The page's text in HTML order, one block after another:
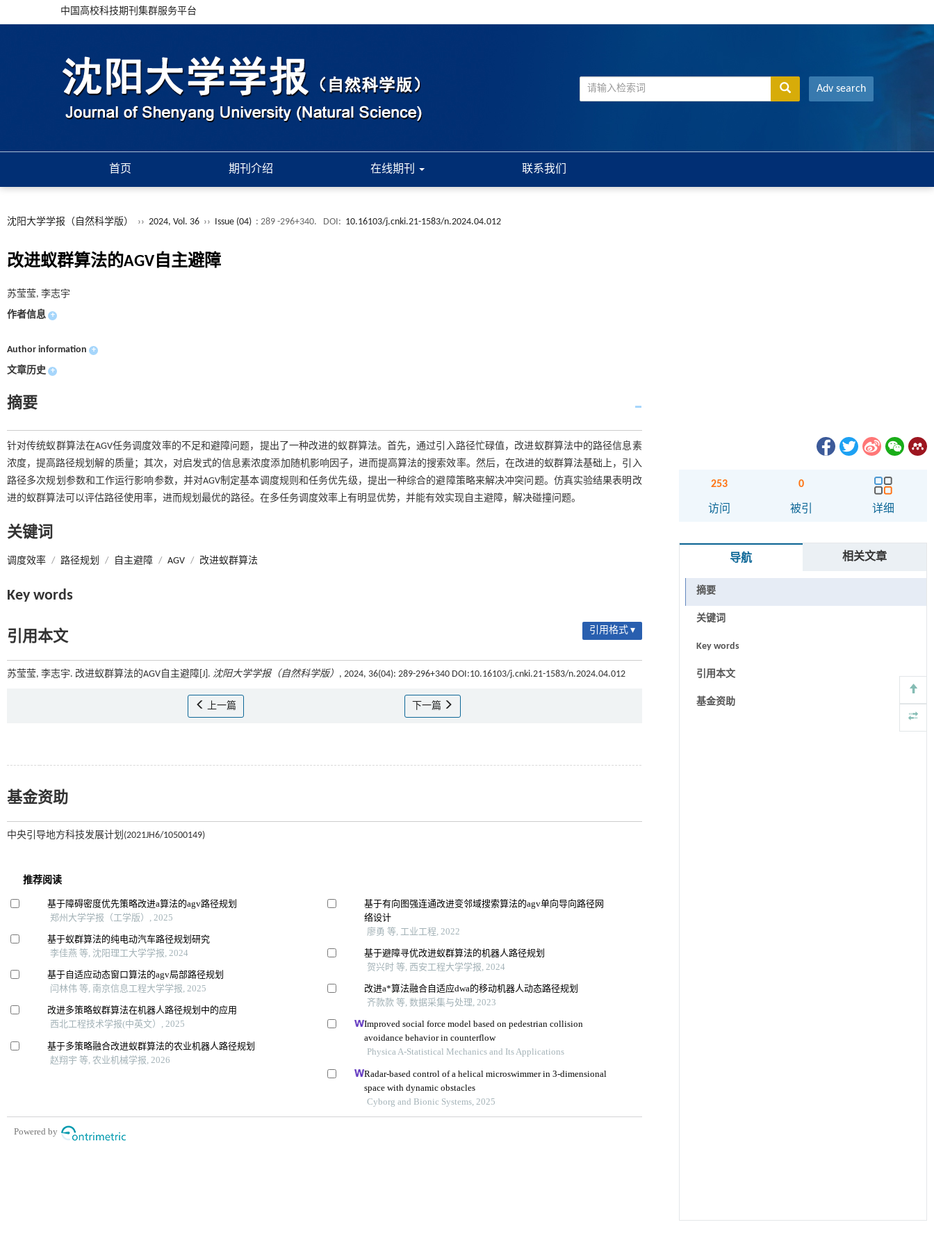
中国高校科技期刊集群服务平台
Adv search
首页 期刊介绍 在线期刊 联系我们
沈阳大学学报（自然科学版） ›› 2024, Vol. 36 ›› Issue (04) : 289 -296+340. DOI: 10.16103/j.cnki.21-1583/n.2024.04.012
改进蚁群算法的AGV自主避障
苏莹莹, 李志宇
作者信息 +
Author information +
文章历史 +
摘要
针对传统蚁群算法在AGV任务调度效率的不足和避障问题，提出了一种改进的蚁群算法。首先，通过引入路径忙碌值，改进蚁群算法中的路径信息素
浓度，提高路径规划解的质量；其次，对启发式的信息素浓度添加随机影响因子，进而提高算法的搜索效率。然后，在改进的蚁群算法基础上，引入
路径多次规划参数和工作运行影响参数，并对AGV制定基本调度规则和任务优先级，提出一种综合的避障策略来解决冲突问题。仿真实验结果表明改
进的蚁群算法可以评估路径使用率，进而规划最优的路径。在多任务调度效率上有明显优势，并能有效实现自主避障，解决碰撞问题。
关键词
调度效率 / 路径规划 / 自主避障 / AGV / 改进蚁群算法
Key words
引用本文 引用格式 ▾
苏莹莹, 李志宇. 改进蚁群算法的AGV自主避障[J]. 沈阳大学学报（自然科学版） , 2024, 36(04): 289-296+340 DOI:10.16103/j.cnki.21-1583/n.2024.04.012
上一篇 下一篇
基金资助
中央引导地方科技发展计划(2021JH6/10500149)
253
访问
0
被引 详细
导航 相关文章
摘要
关键词
Key words
引用本文
基金资助